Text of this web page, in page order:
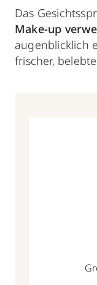
Das
Make-up
augenblicklich
frischer,